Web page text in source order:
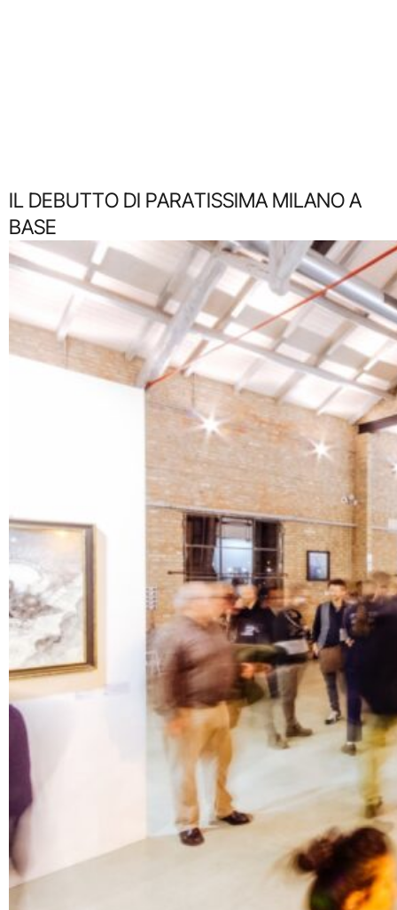
IL DEBUTTO DI PARATISSIMA MILANO A
BASE